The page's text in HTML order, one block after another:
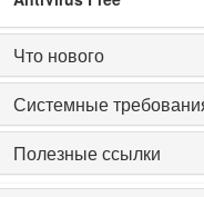
Что нового
Системные
Полезные ссылки